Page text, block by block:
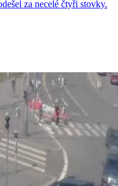
za necelé čtyři stovky.